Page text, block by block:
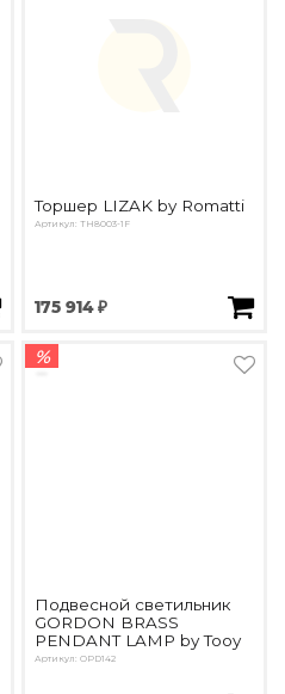
Торшер LIZAK by Romatti
Артикул: TH8003-1F
175 914 ₽
%
Подвесной светильник
GORDON BRASS
PENDANT LAMP by Tooy
Артикул: OPD142